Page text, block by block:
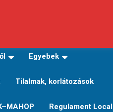
Egyebek
Tilalmak, korlátozások
Regulament Local